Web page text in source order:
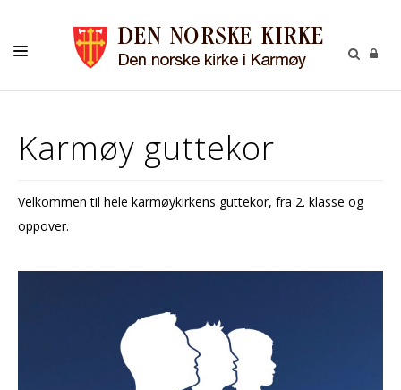
KONTAKT
Karmøy guttekor
Velkommen til hele karmøykirkens guttekor, fra 2. klasse og
oppover.